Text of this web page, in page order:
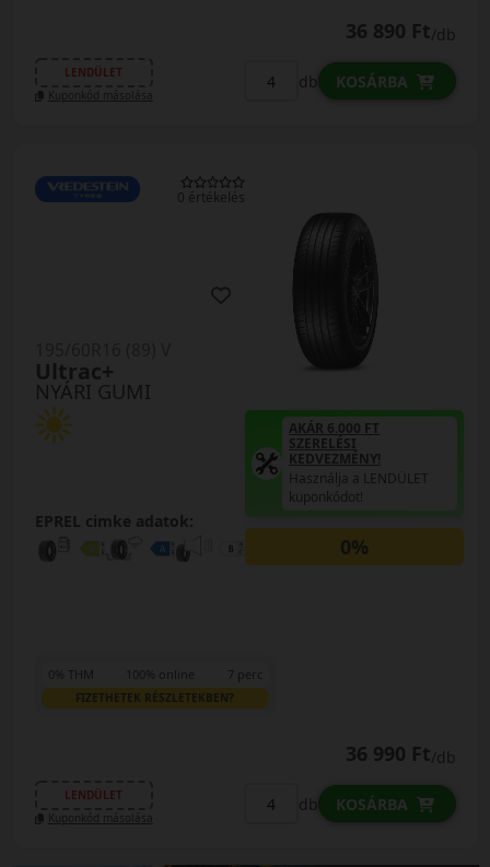
36 890 Ft/db
LENDÜLET
Kuponkód másolása
db KOSÁRBA
0 értékelés
NYÁRI GUMI
Ultrac+
EPREL cimke adatok:
AKÁR 6.000 FT
SZERELÉSI
KEDVEZMÉNY!
Használja a LENDÜLET
kuponkódot!
0%
0% THM 100% online 7 perc
FIZETHETEK RÉSZLETEKBEN?
36 990 Ft/db
LENDÜLET
Kuponkód másolása
db KOSÁRBA